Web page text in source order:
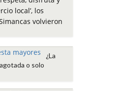
local’, los
volvieron
¿La
o solo